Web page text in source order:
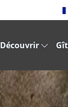
Découvrir